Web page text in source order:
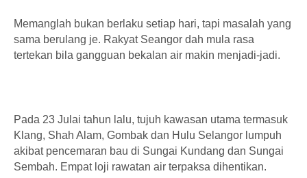
Memanglah bukan berlaku setiap hari, tapi masalah yang
sama berulang je. Rakyat Seangor dah mula rasa
tertekan bila gangguan bekalan air makin menjadi-jadi.
Pada 23 Julai tahun lalu, tujuh kawasan utama termasuk
Klang, Shah Alam, Gombak dan Hulu Selangor lumpuh
akibat pencemaran bau di Sungai Kundang dan Sungai
Sembah. Empat loji rawatan air terpaksa dihentikan.